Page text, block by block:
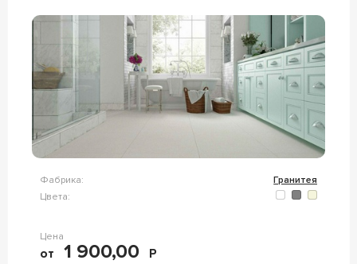
Фабрика:
Гранитея
Цвета:
Цена
от 1 900,00 Р